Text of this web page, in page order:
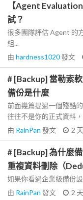
【Agent
試？
很多團隊評估 Agent 的
組...
由 hardness1020發文
# [Backup] 當勒索
備份是什麼
前面幾篇提過一個殘酷
往往不是你的正式資料，
由 RainPan 發文 2
# [Backup] 為什麼
重複資料刪除（
如果你看過企業級備份
由 RainPan 發文 2